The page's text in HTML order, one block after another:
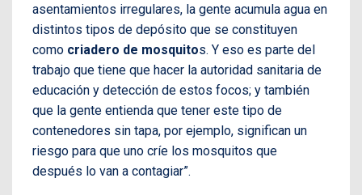
asentamientos irregulares, la gente acumula agua en
distintos tipos de depósito que se constituyen
como criadero de mosquitos. Y eso es parte del
trabajo que tiene que hacer la autoridad sanitaria de
educación y detección de estos focos; y también
que la gente entienda que tener este tipo de
contenedores sin tapa, por ejemplo, significan un
riesgo para que uno críe los mosquitos que
después lo van a contagiar”.